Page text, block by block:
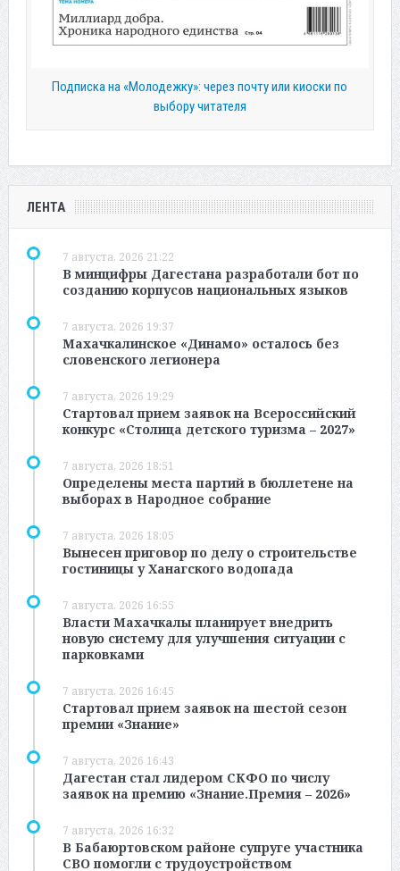
Подписка на «Молодежку»: через почту или киоски по
выбору читателя
ЛЕНТА
7 августа, 2026 21:22
В минцифры Дагестана разработали бот по
созданию корпусов национальных языков
7 августа, 2026 19:37
Махачкалинское «Динамо» осталось без
словенского легионера
7 августа, 2026 19:29
Стартовал прием заявок на Всероссийский
конкурс «Столица детского туризма – 2027»
7 августа, 2026 18:51
Определены места партий в бюллетене на
выборах в Народное собрание
7 августа, 2026 18:05
Вынесен приговор по делу о строительстве
гостиницы у Ханагского водопада
7 августа, 2026 16:55
Власти Махачкалы планирует внедрить
новую систему для улучшения ситуации с
парковками
7 августа, 2026 16:45
Стартовал прием заявок на шестой сезон
премии «Знание»
7 августа, 2026 16:43
Дагестан стал лидером СКФО по числу
заявок на премию «Знание.Премия – 2026»
7 августа, 2026 16:32
В Бабаюртовском районе супруге участника
СВО помогли с трудоустройством